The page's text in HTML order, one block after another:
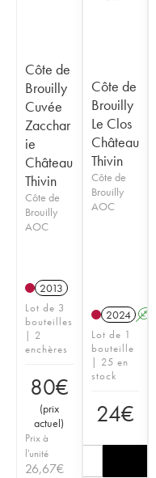
Côte de
Brouilly
Cuvée
Zacchar
ie
Château
Thivin
Côte de
Brouilly
AOC
2013
Lot de 3
bouteilles
| 2
enchères
80€
(prix
actuel)
Prix à
l'unité
26,67€
Côte de
Brouilly
Le Clos
Château
Thivin
Côte de
Brouilly
AOC
2024 A
Lot de 1
bouteille
| 25 en
stock
24€